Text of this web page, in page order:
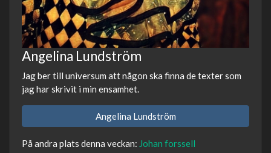
Angelina Lundström
Jag ber till universum att någon ska finna de texter som
jag har skrivit i min ensamhet.
Angelina Lundström
På andra plats denna veckan: Johan forssell